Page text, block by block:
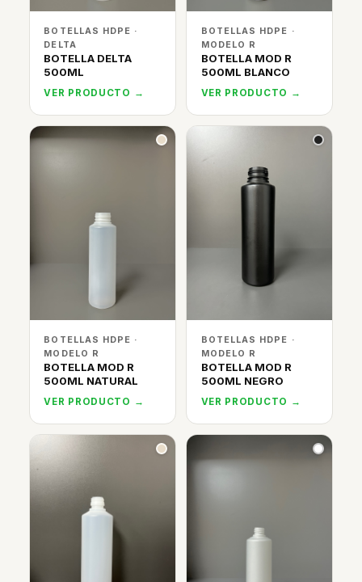
BOTELLAS HDPE ·
DELTA
BOTELLA DELTA
500ML
VER PRODUCTO →
BOTELLAS HDPE ·
MODELO R
BOTELLA MOD R
500ML BLANCO
VER PRODUCTO →
BOTELLAS HDPE ·
MODELO R
BOTELLA MOD R
500ML NATURAL
VER PRODUCTO →
BOTELLAS HDPE ·
MODELO R
BOTELLA MOD R
500ML NEGRO
VER PRODUCTO →